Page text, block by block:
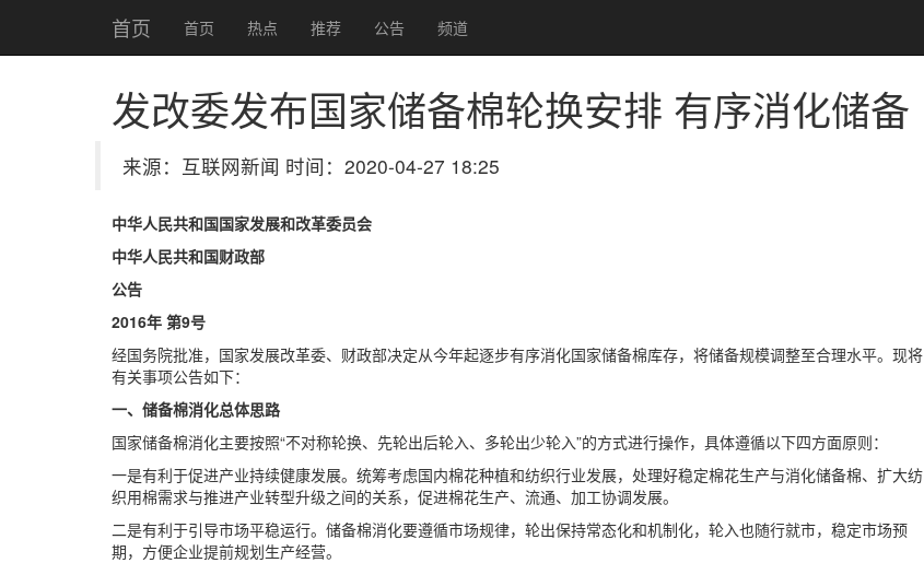
首页 首页 热点 推荐 公告 频道
发改委发布国家储备棉轮换安排 有序消化储备
来源：互联网新闻 时间：2020-04-27 18:25
中华人民共和国国家发展和改革委员会
中华人民共和国财政部
公告
2016年 第9号
经国务院批准，国家发展改革委、财政部决定从今年起逐步有序消化国家储备棉库存，将储备规模调整至合理水平。现将
有关事项公告如下：
一、储备棉消化总体思路
国家储备棉消化主要按照“不对称轮换、先轮出后轮入、多轮出少轮入”的方式进行操作，具体遵循以下四方面原则：
一是有利于促进产业持续健康发展。统筹考虑国内棉花种植和纺织行业发展，处理好稳定棉花生产与消化储备棉、扩大纺
织用棉需求与推进产业转型升级之间的关系，促进棉花生产、流通、加工协调发展。
二是有利于引导市场平稳运行。储备棉消化要遵循市场规律，轮出保持常态化和机制化，轮入也随行就市，稳定市场预
期，方便企业提前规划生产经营。